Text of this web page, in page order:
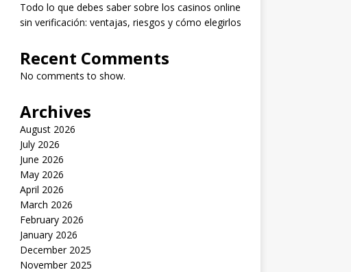
Todo lo que debes saber sobre los casinos online
sin verificación: ventajas, riesgos y cómo elegirlos
Recent Comments
No comments to show.
Archives
August 2026
July 2026
June 2026
May 2026
April 2026
March 2026
February 2026
January 2026
December 2025
November 2025